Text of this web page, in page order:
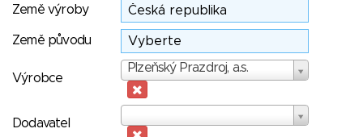
Země výroby
Země původu
Výrobce
Plzeňský Prazdroj, a.s.
Výrobce
Dodavatel